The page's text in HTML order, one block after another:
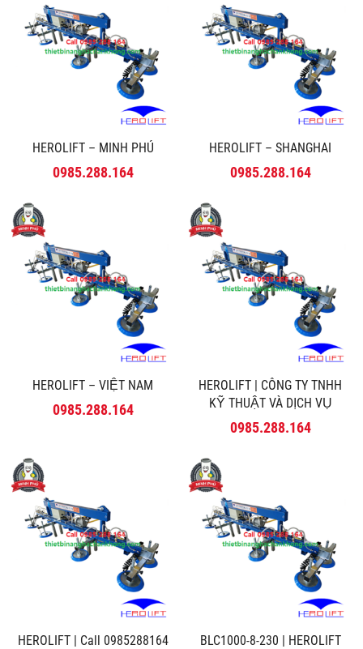
HEROLIFT – MINH PHÚ
0985.288.164
HEROLIFT – SHANGHAI
0985.288.164
HEROLIFT – VIỆT NAM
0985.288.164
HEROLIFT | CÔNG TY TNHH
KỸ THUẬT VÀ DỊCH VỤ
MINH PHÚ
0985.288.164
HEROLIFT | Call 0985288164
BLC1000-8-230 | HEROLIFT